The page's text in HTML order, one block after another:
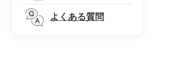
よくある質問